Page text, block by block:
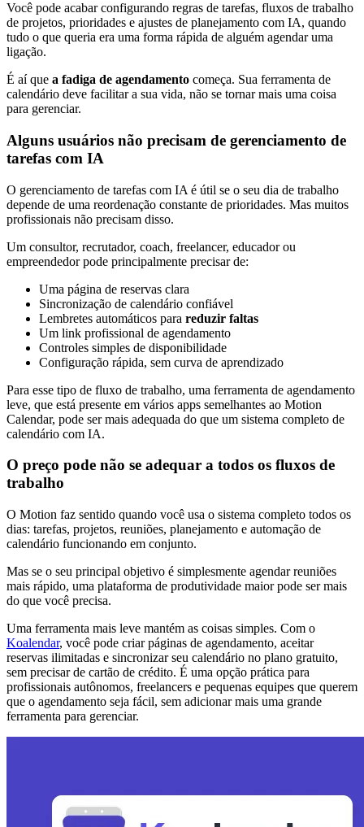
Você pode acabar configurando regras de tarefas, fluxos de trabalho
de projetos, prioridades e ajustes de planejamento com IA, quando
tudo o que queria era uma forma rápida de alguém agendar uma
ligação.
É aí que a fadiga de agendamento começa. Sua ferramenta de
calendário deve facilitar a sua vida, não se tornar mais uma coisa
para gerenciar.
Alguns usuários não precisam de gerenciamento de
tarefas com IA
O gerenciamento de tarefas com IA é útil se o seu dia de trabalho
depende de uma reordenação constante de prioridades. Mas muitos
profissionais não precisam disso.
Um consultor, recrutador, coach, freelancer, educador ou
empreendedor pode principalmente precisar de:
Uma página de reservas clara
Sincronização de calendário confiável
Lembretes automáticos para reduzir faltas
Um link profissional de agendamento
Controles simples de disponibilidade
Configuração rápida, sem curva de aprendizado
Para esse tipo de fluxo de trabalho, uma ferramenta de agendamento
leve, que está presente em vários apps semelhantes ao Motion
Calendar, pode ser mais adequada do que um sistema completo de
calendário com IA.
O preço pode não se adequar a todos os fluxos de
trabalho
O Motion faz sentido quando você usa o sistema completo todos os
dias: tarefas, projetos, reuniões, planejamento e automação de
calendário funcionando em conjunto.
Mas se o seu principal objetivo é simplesmente agendar reuniões
mais rápido, uma plataforma de produtividade maior pode ser mais
do que você precisa.
Uma ferramenta mais leve mantém as coisas simples. Com o
Koalendar, você pode criar páginas de agendamento, aceitar
reservas ilimitadas e sincronizar seu calendário no plano gratuito,
sem precisar de cartão de crédito. É uma opção prática para
profissionais autônomos, freelancers e pequenas equipes que querem
que o agendamento seja fácil, sem adicionar mais uma grande
ferramenta para gerenciar.